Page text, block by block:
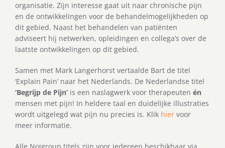
organisatie. Zijn interesse gaat uit naar chronische pijn
en de ontwikkelingen voor de behandelmogelijkheden op
dit gebied. Naast het behandelen van patiënten
adviseert hij netwerken, opleidingen en collega’s over de
laatste ontwikkelingen op dit gebied.
Samen met Mark Langerhorst vertaalde Bart de titel
‘Explain Pain’ naar het Nederlands. De Nederlandse titel
‘Begrijp de Pijn’ is een naslagwerk voor therapeuten én
mensen met pijn! In heldere taal en duidelijke illustraties
wordt uitgelegd wat pijn nu precies is. Klik hier voor
meer informatie.